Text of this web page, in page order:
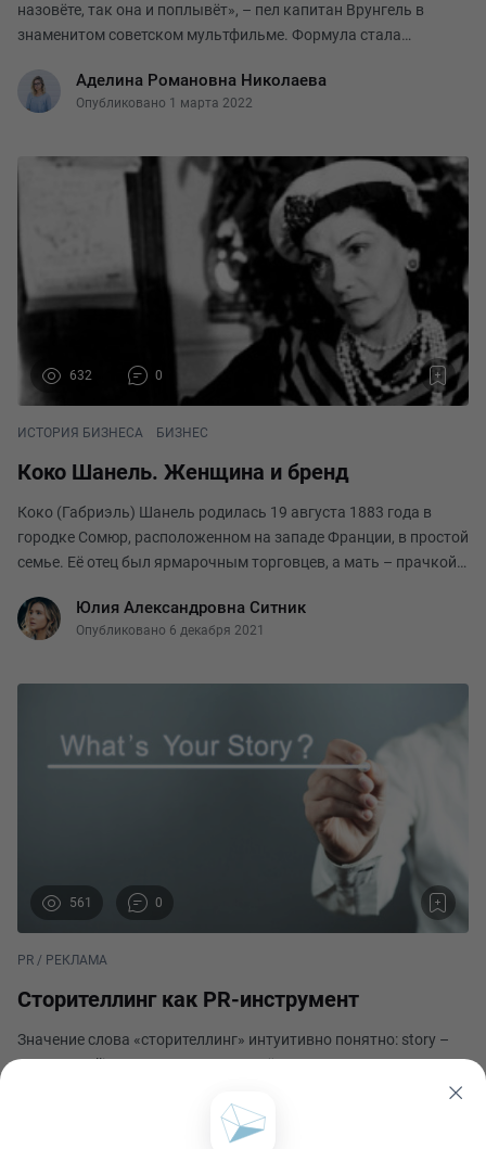
назовёте, так она и поплывёт», – пел капитан Врунгель в
знаменитом советском мультфильме. Формула стала
бизнесе. Удачно подобранное название бренда, м
Аделина Романовна Николаева
Опубликовано 1 марта 2022
632 0
ИСТОРИЯ БИЗНЕСА БИЗНЕС
Коко Шанель. Женщина и бренд
Коко (Габриэль) Шанель родилась 19 августа 1883 года в
городке Сомюр, расположенном на западе Франции, в простой
семье. Её отец был ярмарочным торговцев, а мать – прачкой.
умерла при родах, а отец не справ
Юлия Александровна Ситник
Опубликовано 6 декабря 2021
561 0
PR / РЕКЛАМА
Сторителлинг как PR-инструмент
Значение слова «сторителлинг» интуитивно понятно: story –
история, telling – рассказ. Этот приём является одним из
общественностью. Как он работает, проще всего объяснить
на примере. Давайте внимательно посм
Артём Даниэльевич Алексеев